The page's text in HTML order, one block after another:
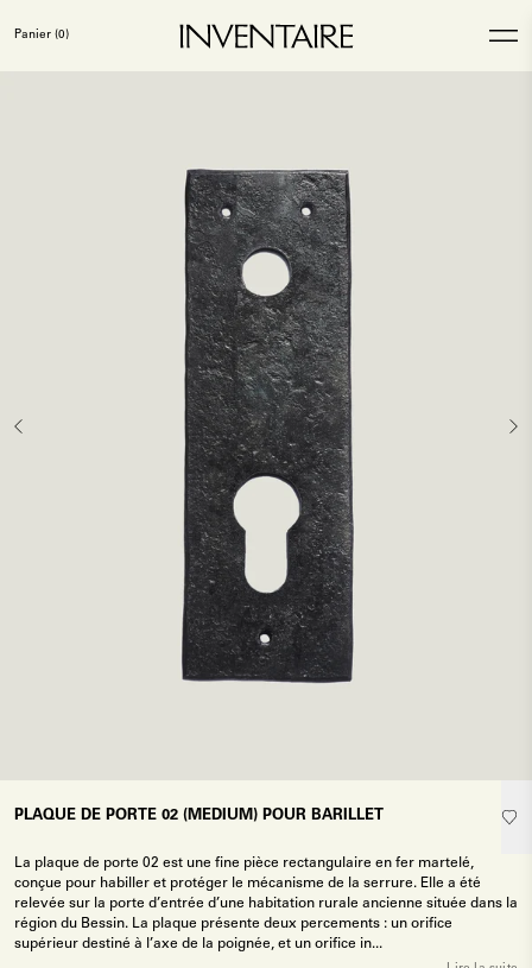
Panier (0)
PLAQUE DE PORTE 02 (MEDIUM) POUR BARILLET
La plaque de porte 02 est une fine pièce rectangulaire en fer martelé,
conçue pour habiller et protéger le mécanisme de la serrure. Elle a été
relevée sur la porte d’entrée d’une habitation rurale ancienne située dans la
région du Bessin. La plaque présente deux percements : un orifice
supérieur destiné à l’axe de la poignée, et un orifice in...